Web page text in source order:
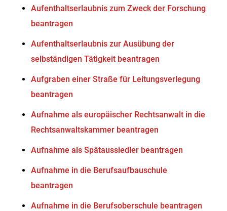
Aufenthaltserlaubnis zum Zweck der Forschung
beantragen
Aufenthaltserlaubnis zur Ausübung der
selbständigen Tätigkeit beantragen
Aufgraben einer Straße für Leitungsverlegung
beantragen
Aufnahme als europäischer Rechtsanwalt in die
Rechtsanwaltskammer beantragen
Aufnahme als Spätaussiedler beantragen
Aufnahme in die Berufsaufbauschule
beantragen
Aufnahme in die Berufsoberschule beantragen